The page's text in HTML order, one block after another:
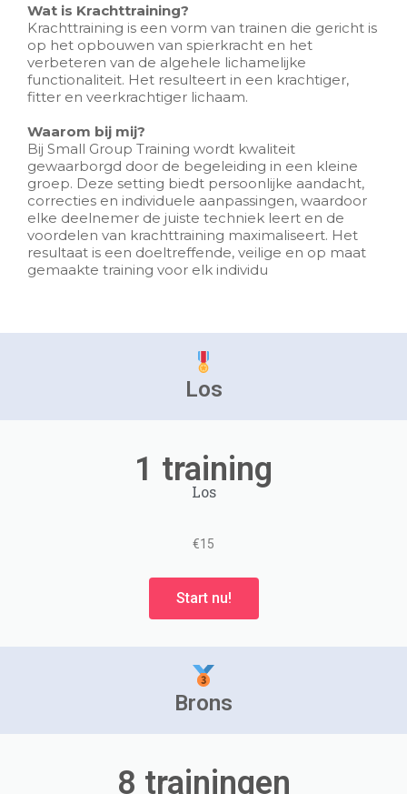
Wat is Krachttraining?
Krachttraining is een vorm van trainen die gericht is
op het opbouwen van spierkracht en het
verbeteren van de algehele lichamelijke
functionaliteit. Het resulteert in een krachtiger,
fitter en veerkrachtiger lichaam.
Waarom bij mij?
Bij Small Group Training wordt kwaliteit
gewaarborgd door de begeleiding in een kleine
groep. Deze setting biedt persoonlijke aandacht,
correcties en individuele aanpassingen, waardoor
elke deelnemer de juiste techniek leert en de
voordelen van krachttraining maximaliseert. Het
resultaat is een doeltreffende, veilige en op maat
gemaakte training voor elk individu
Los
1 training
Los
€15
Start nu!
Brons
8 trainingen